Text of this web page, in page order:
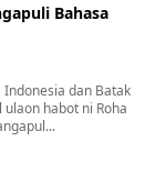
Bahasa
dan Batak
habot ni Roha